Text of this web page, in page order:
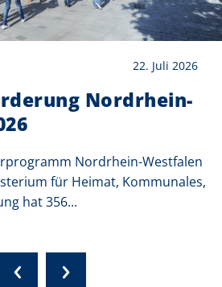
22. Juli 2026
Nordrhein-
Nordrhein-Westfalen
für Heimat, Kommunales,
hat 356...